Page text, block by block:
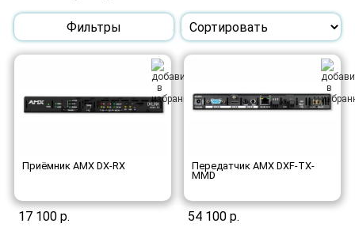
Фильтры
Приёмник AMX DX-RX
17 100 р.
Передатчик AMX DXF-TX-
MMD
54 100 р.